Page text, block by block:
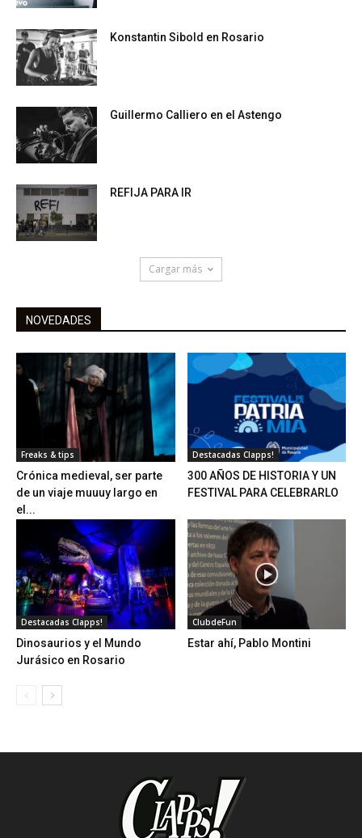
Konstantin Sibold en Rosario
Guillermo Calliero en el Astengo
REFIJA PARA IR
Cargar más
NOVEDADES
Freaks & tips
Crónica medieval, ser parte
de un viaje muuuy largo en
el...
Destacadas Clapps!
300 AÑOS DE HISTORIA Y UN
FESTIVAL PARA CELEBRARLO
Destacadas Clapps!
Dinosaurios y el Mundo
Jurásico en Rosario
ClubdeFun
Estar ahí, Pablo Montini